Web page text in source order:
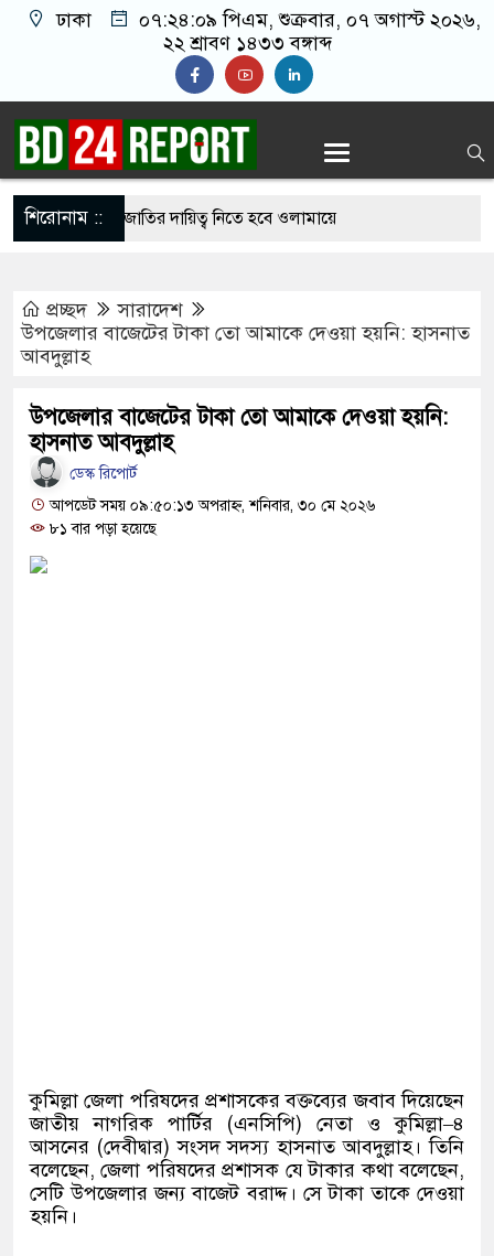
ঢাকা ০৭:২৪:১০ পিএম, শুক্রবার, ০৭ অগাস্ট ২০২৬,
২২ শ্রাবণ ১৪৩৩ বঙ্গাব্দ
শিরোনাম ::
নয়, জাতির দায়িত্ব নিতে হবে ওলামায়ে
থেকে খুলে ফেলা হচ্ছে মাইক, শুভেন্দু বলছেন-
ঐক্যবদ্ধ থাকার আহ্বান পানিসম্পদমন্ত্রীর
জামায়াতের স্মারকলিপি
ব্যবহার করতে চায় ভারত: রাশেদ প্রধান
প্রচ্ছদ
সারাদেশ
উপজেলার বাজেটের টাকা তো আমাকে দেওয়া হয়নি: হাসনাত
আবদুল্লাহ
উপজেলার বাজেটের টাকা তো আমাকে দেওয়া হয়নি:
হাসনাত আবদুল্লাহ
ডেস্ক রিপোর্ট
আপডেট সময় ০৯:৫০:১৩ অপরাহ্ন, শনিবার, ৩০ মে ২০২৬
৮১ বার পড়া হয়েছে
কুমিল্লা জেলা পরিষদের প্রশাসকের বক্তব্যের জবাব দিয়েছেন
জাতীয় নাগরিক পার্টির (এনসিপি) নেতা ও কুমিল্লা–৪
আসনের (দেবীদ্বার) সংসদ সদস্য হাসনাত আবদুল্লাহ। তিনি
বলেছেন, জেলা পরিষদের প্রশাসক যে টাকার কথা বলেছেন,
সেটি উপজেলার জন্য বাজেট বরাদ্দ। সে টাকা তাকে দেওয়া
হয়নি।